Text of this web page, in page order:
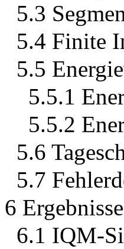
5.3
5.4 Finite
5.5
5.5.1
5.5.2
5.6
5.7
6 Ergebnisse
6.1 IQM-